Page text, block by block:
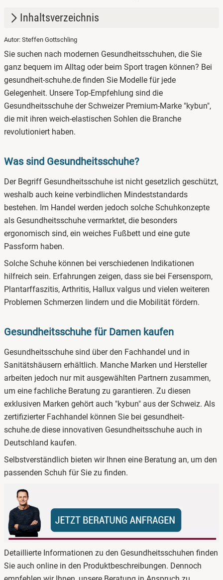
Inhaltsverzeichnis
1. Was sind Gesundheitsschuhe?
2. Gesundheitsschuhe für Damen kaufen
3. Gesundheitsschuhe im Angebot
Autor: Steffen Gottschling
Sie suchen nach modernen Gesundheitsschuhen, die Sie
ganz bequem im Alltag oder beim Sport tragen können? Bei
gesundheit-schuhe.de finden Sie Modelle für jede
Gelegenheit. Unsere Top-Empfehlung sind die
Gesundheitsschuhe der Schweizer Premium-Marke "kybun",
die mit ihren weich-elastischen Sohlen die Branche
revolutioniert haben.
Was sind Gesundheitsschuhe?
Der Begriff Gesundheitsschuhe ist nicht gesetzlich geschützt,
weshalb auch keine verbindlichen Mindeststandards
bestehen. Im Handel werden jedoch solche Schuhkonzepte
als Gesundheitsschuhe vermarktet, die besonders
ergonomisch sind, ein weiches Fußbett und eine gute
Passform haben.
Solche Schuhe können bei verschiedenen Indikationen
hilfreich sein. Erfahrungen zeigen, dass sie bei Fersensporn,
Plantarffaszitis, Arthritis, Hallux valgus und vielen weiteren
Problemen Schmerzen lindern und die Mobilität fördern.
Gesundheitsschuhe für Damen kaufen
Gesundheitsschuhe sind über den Fachhandel und in
Sanitätshäusern erhältlich. Manche Marken und Hersteller
arbeiten jedoch nur mit ausgewählten Partnern zusammen,
um eine fachliche Beratung zu garantieren. Zu diesen
exklusiven Marken gehört auch "kybun" aus der Schweiz. Als
zertifizierter Fachhandel können Sie bei gesundheit-
schuhe.de diese innovativen Gesundheitsschuhe auch in
Deutschland kaufen.
Selbstverständlich bieten wir Ihnen eine Beratung an, um den
passenden Schuh für Sie zu finden.
Detaillierte Informationen zu den Gesundheitsschuhen finden
Sie auch online in den Produktbeschreibungen. Dennoch